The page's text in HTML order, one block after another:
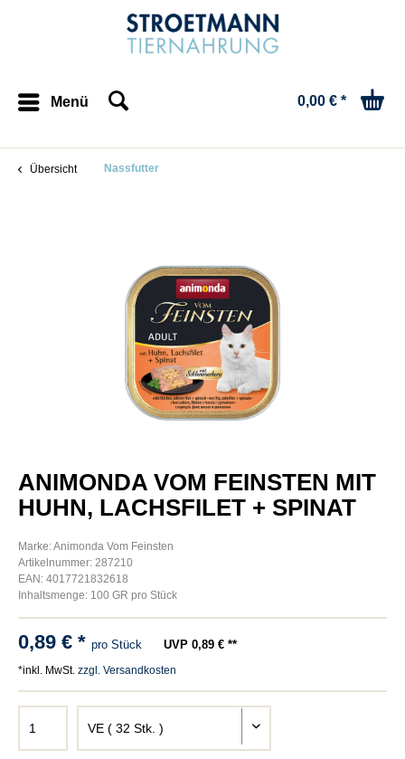
Menü 0,00 € *
Übersicht Nassfutter
ANIMONDA VOM FEINSTEN MIT
HUHN, LACHSFILET + SPINAT
Marke: Animonda Vom Feinsten
Artikelnummer: 287210
EAN: 4017721832618
Inhaltsmenge: 100 GR pro Stück
0,89 € * pro Stück UVP 0,89 € **
*inkl. MwSt. zzgl. Versandkosten